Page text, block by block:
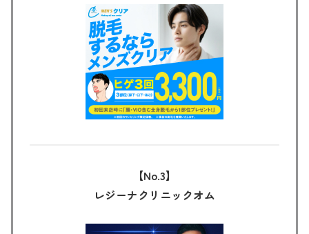
【No.3】
レジーナクリニックオム